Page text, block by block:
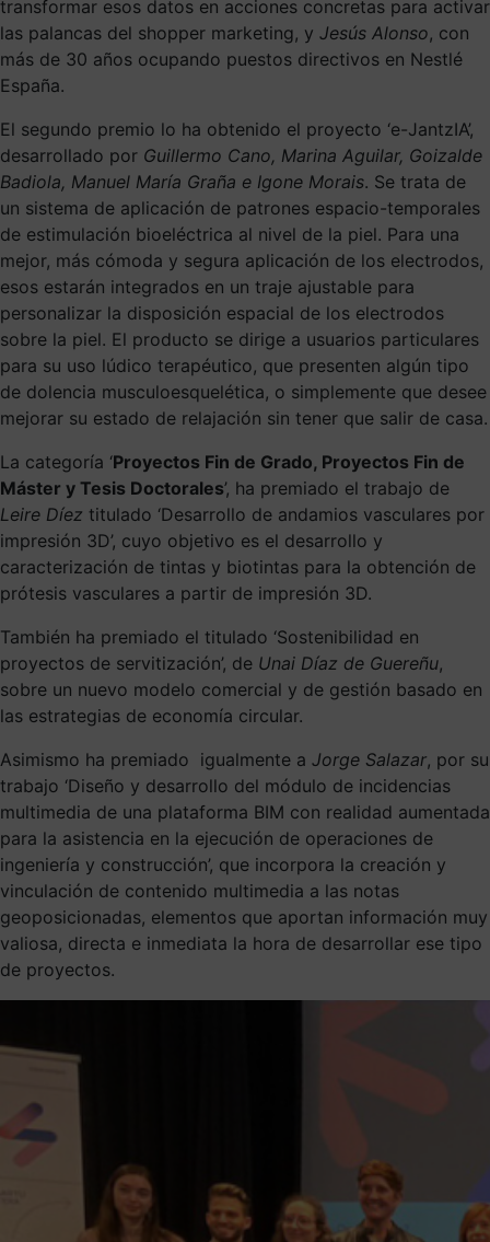
transformar esos datos en acciones concretas para activar
las palancas del shopper marketing, y Jesús Alonso, con
más de 30 años ocupando puestos directivos en Nestlé
España.
El segundo premio lo ha obtenido el proyecto ‘e-JantzIA’,
desarrollado por Guillermo Cano, Marina Aguilar, Goizalde
Badiola, Manuel María Graña e Igone Morais. Se trata de
un sistema de aplicación de patrones espacio-temporales
de estimulación bioeléctrica al nivel de la piel. Para una
mejor, más cómoda y segura aplicación de los electrodos,
esos estarán integrados en un traje ajustable para
personalizar la disposición espacial de los electrodos
sobre la piel. El producto se dirige a usuarios particulares
para su uso lúdico terapéutico, que presenten algún tipo
de dolencia musculoesquelética, o simplemente que desee
mejorar su estado de relajación sin tener que salir de casa.
La categoría ‘Proyectos Fin de Grado, Proyectos Fin de
Máster y Tesis Doctorales’, ha premiado el trabajo de
Leire Díez titulado ‘Desarrollo de andamios vasculares por
impresión 3D’, cuyo objetivo es el desarrollo y
caracterización de tintas y biotintas para la obtención de
prótesis vasculares a partir de impresión 3D.
También ha premiado el titulado ‘Sostenibilidad en
proyectos de servitización’, de Unai Díaz de Guereñu,
sobre un nuevo modelo comercial y de gestión basado en
las estrategias de economía circular.
Asimismo ha premiado igualmente a Jorge Salazar, por su
trabajo ‘Diseño y desarrollo del módulo de incidencias
multimedia de una plataforma BIM con realidad aumentada
para la asistencia en la ejecución de operaciones de
ingeniería y construcción’, que incorpora la creación y
vinculación de contenido multimedia a las notas
geoposicionadas, elementos que aportan información muy
valiosa, directa e inmediata la hora de desarrollar ese tipo
de proyectos.